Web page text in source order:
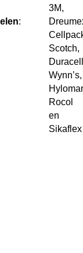
:
3M,
Scotch,
Wynn’s,
Rocol
en
Sikaflex